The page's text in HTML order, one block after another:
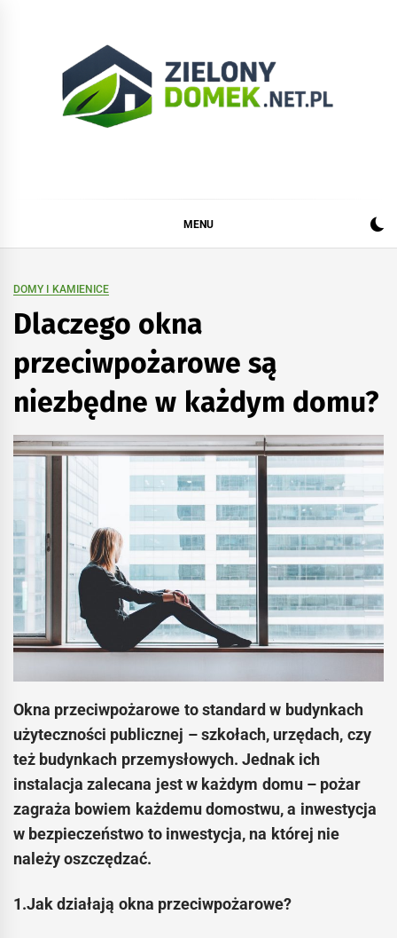
MENU
DOMY I KAMIENICE
Dlaczego okna
przeciwpożarowe są
niezbędne w każdym domu?
Okna przeciwpożarowe to standard w budynkach
użyteczności publicznej – szkołach, urzędach, czy
też budynkach przemysłowych. Jednak ich
instalacja zalecana jest w każdym domu – pożar
zagraża bowiem każdemu domostwu, a inwestycja
w bezpieczeństwo to inwestycja, na której nie
należy oszczędzać.
1.Jak działają okna przeciwpożarowe?